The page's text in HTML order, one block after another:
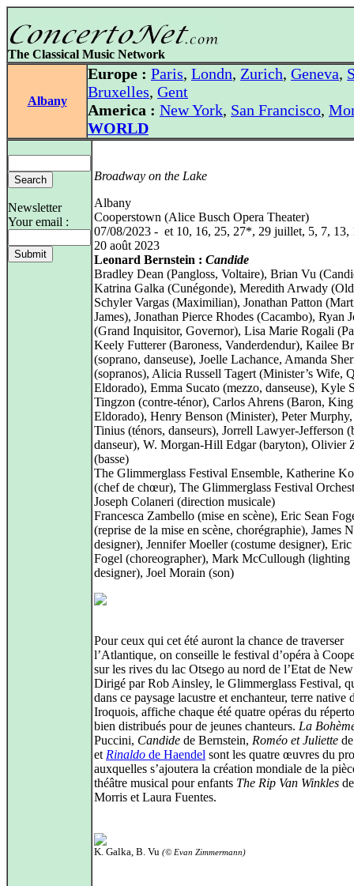
The Classical Music Network
Albany
Europe : Paris, Londn, Zurich, Geneva,
Bruxelles, Gent
America : New York, San Francisco,
WORLD
Newsletter
Your email :
Broadway on the Lake
Albany
Cooperstown (Alice Busch Opera Theater)
07/08/2023 - et 10, 16, 25, 27*, 29 juillet, 5, 7, 13,
20 août 2023
Leonard Bernstein : Candide
Bradley Dean (Pangloss, Voltaire), Brian Vu
Katrina Galka (Cunégonde), Meredith Arwady
Schyler Vargas (Maximilian), Jonathan Patton
James), Jonathan Pierce Rhodes (Cacambo), Ryan
(Grand Inquisitor, Governor), Lisa Marie Rogali
Keely Futterer (Baroness, Vanderdendur), Kailee
(soprano, danseuse), Joelle Lachance, Amanda
(sopranos), Alicia Russell Tagert (Minister’s Wife,
Eldorado), Emma Sucato (mezzo, danseuse), Kyle
Tingzon (contre‑ténor), Carlos Ahrens (Baron,
Eldorado), Henry Benson (Minister), Peter
Tinius (ténors, danseurs), Jorrell Lawyer-Jefferson
danseur), W. Morgan-Hill Edgar (baryton), Olivier
(basse)
The Glimmerglass Festival Ensemble, Katherine
(chef de chœur), The Glimmerglass Festival
Joseph Colaneri (direction musicale)
Francesca Zambello (mise en scène), Eric Sean
(reprise de la mise en scène, chorégraphie), James
designer), Jennifer Moeller (costume designer), Eric
Fogel (choreographer), Mark McCullough (lighting
designer), Joel Morain (son)
Pour ceux qui cet été auront la chance de traverser
l’Atlantique, on conseille le festival d’opéra à
sur les rives du lac Otsego au nord de l’Etat de
Dirigé par Rob Ainsley, le Glimmerglass Festival,
dans ce paysage lacustre et enchanteur, terre native
Iroquois, affiche chaque été quatre opéras du
bien distribués pour de jeunes chanteurs. La
Puccini, Candide de Bernstein, Roméo et Juliette
et Rinaldo de Haendel sont les quatre œuvres du
auxquelles s’ajoutera la création mondiale de la
théâtre musical pour enfants The Rip Van Winkles
Morris et Laura Fuentes.
K. Galka, B. Vu (© Evan Zimmermann)